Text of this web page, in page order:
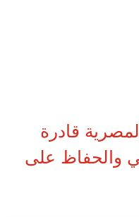
قادرة
والحفاظ على